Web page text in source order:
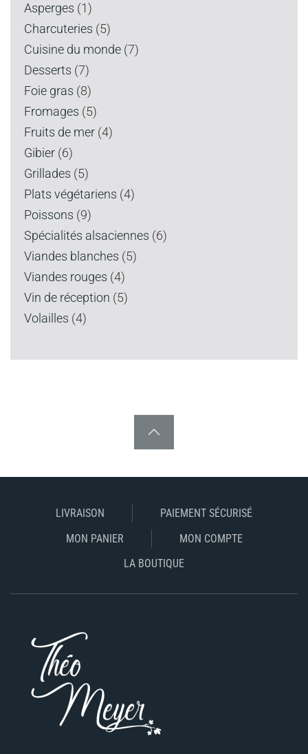
Asperges (1)
Charcuteries (5)
Cuisine du monde (7)
Desserts (7)
Foie gras (8)
Fromages (5)
Fruits de mer (4)
Gibier (6)
Grillades (5)
Plats végétariens (4)
Poissons (9)
Spécialités alsaciennes (6)
Viandes blanches (5)
Viandes rouges (4)
Vin de réception (5)
Volailles (4)
LIVRAISON
PAIEMENT SÉCURISÉ
MON PANIER
MON COMPTE
LA BOUTIQUE